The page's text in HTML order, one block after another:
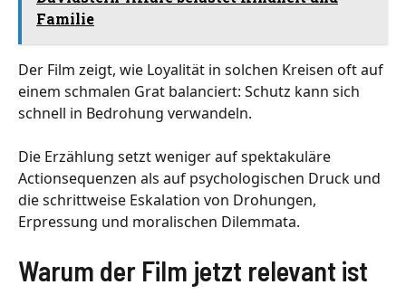
Familie
Der Film zeigt, wie Loyalität in solchen Kreisen oft auf
einem schmalen Grat balanciert: Schutz kann sich
schnell in Bedrohung verwandeln.
Die Erzählung setzt weniger auf spektakuläre
Actionsequenzen als auf psychologischen Druck und
die schrittweise Eskalation von Drohungen,
Erpressung und moralischen Dilemmata.
Warum der Film jetzt relevant ist